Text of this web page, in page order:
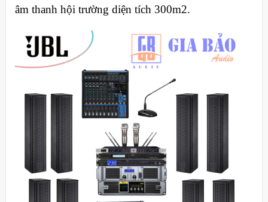
âm thanh hội trường diện tích 300m2.